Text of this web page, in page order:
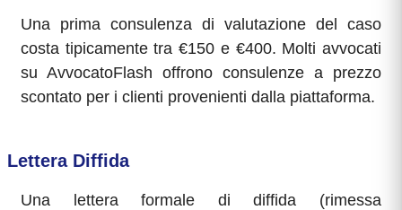
Una prima consulenza di valutazione del caso
costa tipicamente tra €150 e €400. Molti avvocati
su AvvocatoFlash offrono consulenze a prezzo
scontato per i clienti provenienti dalla piattaforma.
Lettera Diffida
Una lettera formale di diffida (rimessa